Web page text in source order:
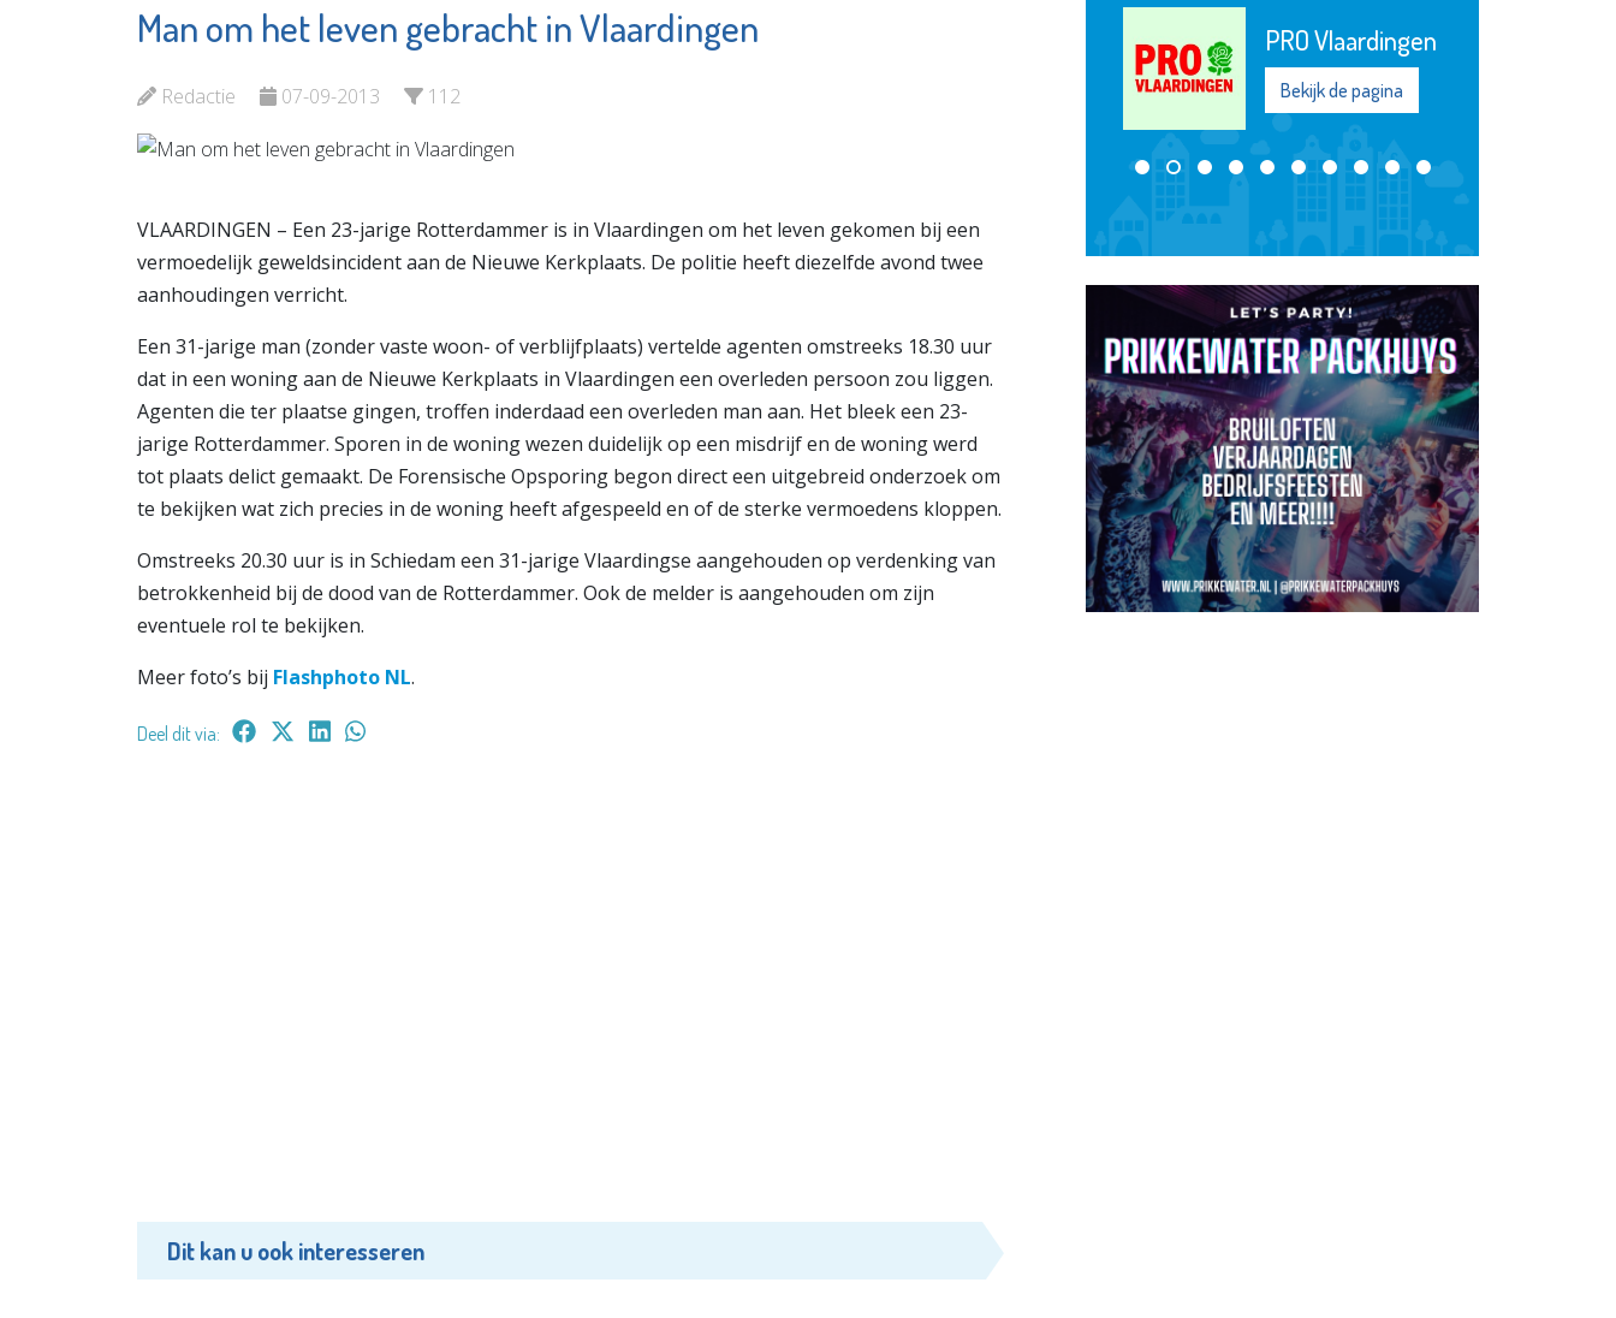
Man om het leven gebracht in Vlaardingen
Redactie 07-09-2013 112
VLAARDINGEN – Een 23-jarige Rotterdammer is in Vlaardingen om het leven gekomen bij een
vermoedelijk geweldsincident aan de Nieuwe Kerkplaats. De politie heeft diezelfde avond twee
aanhoudingen verricht.
Een 31-jarige man (zonder vaste woon- of verblijfplaats) vertelde agenten omstreeks 18.30 uur
dat in een woning aan de Nieuwe Kerkplaats in Vlaardingen een overleden persoon zou liggen.
Agenten die ter plaatse gingen, troffen inderdaad een overleden man aan. Het bleek een 23-
jarige Rotterdammer. Sporen in de woning wezen duidelijk op een misdrijf en de woning werd
tot plaats delict gemaakt. De Forensische Opsporing begon direct een uitgebreid onderzoek om
te bekijken wat zich precies in de woning heeft afgespeeld en of de sterke vermoedens kloppen.
Omstreeks 20.30 uur is in Schiedam een 31-jarige Vlaardingse aangehouden op verdenking van
betrokkenheid bij de dood van de Rotterdammer. Ook de melder is aangehouden om zijn
eventuele rol te bekijken.
Meer foto’s bij Flashphoto NL.
Deel dit via:
Dit kan u ook interesseren
Bekijk de pagina
Jozefmavo PRO Vlaardingen
Bekijk de pagina